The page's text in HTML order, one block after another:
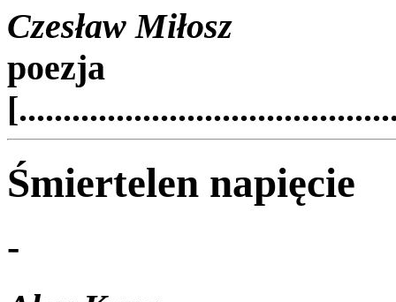
Czesław Miłosz
poezja
Śmiertelen napięcie
-